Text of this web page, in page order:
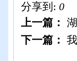
分享到: 0
上一篇：
下一篇：